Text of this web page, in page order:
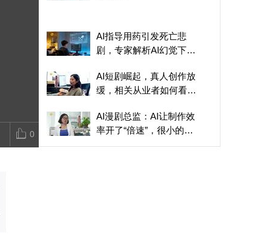
0
AI指导用药引发死亡悲
剧，专家解析AI幻觉下的
AI短剧崛起，真人创作放
缓，相关从业者如何看待
AI漫剧总监：AI让制作效
率开了“倍速”，很小的团
队就能做出我想要的作品